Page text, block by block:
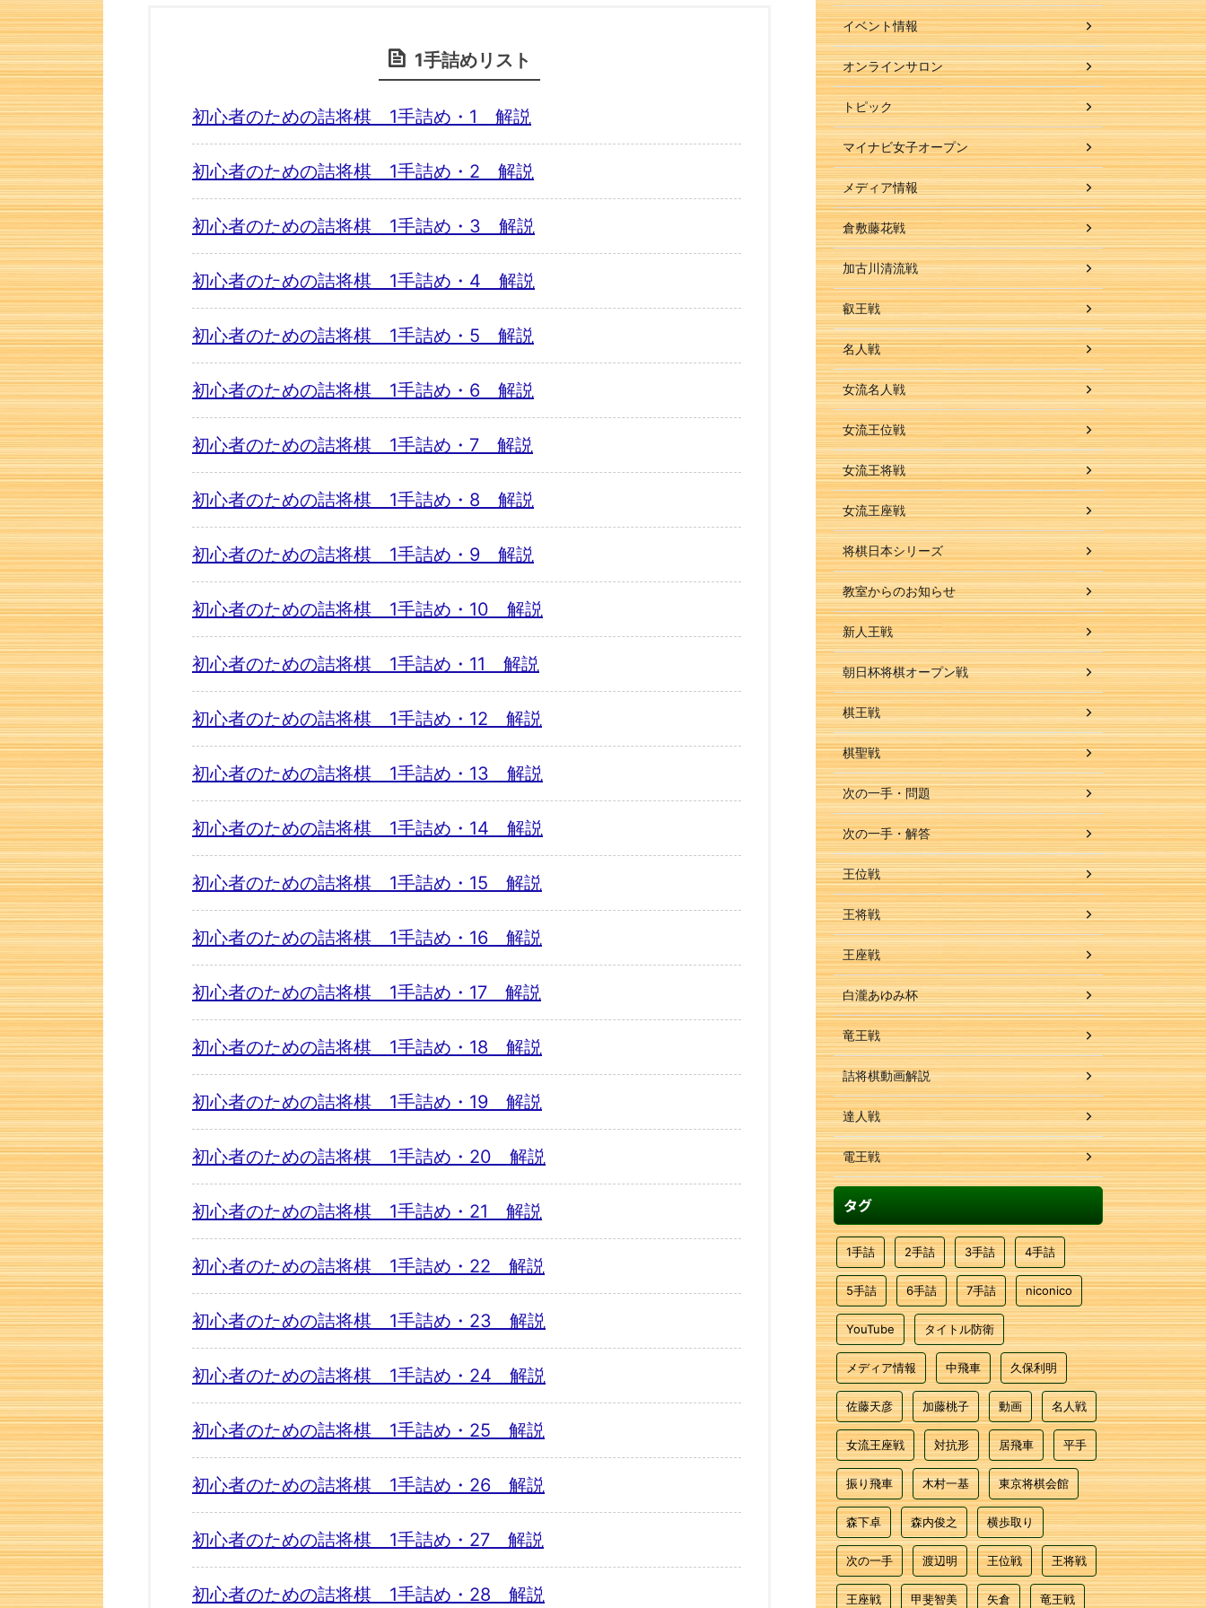
1手詰めリスト
初心者のための詰将棋 1手詰め・1 解説
初心者のための詰将棋 1手詰め・2 解説
初心者のための詰将棋 1手詰め・3 解説
初心者のための詰将棋 1手詰め・4 解説
初心者のための詰将棋 1手詰め・5 解説
初心者のための詰将棋 1手詰め・6 解説
初心者のための詰将棋 1手詰め・7 解説
初心者のための詰将棋 1手詰め・8 解説
初心者のための詰将棋 1手詰め・9 解説
初心者のための詰将棋 1手詰め・10 解説
初心者のための詰将棋 1手詰め・11 解説
初心者のための詰将棋 1手詰め・12 解説
初心者のための詰将棋 1手詰め・13 解説
初心者のための詰将棋 1手詰め・14 解説
初心者のための詰将棋 1手詰め・15 解説
初心者のための詰将棋 1手詰め・16 解説
初心者のための詰将棋 1手詰め・17 解説
初心者のための詰将棋 1手詰め・18 解説
初心者のための詰将棋 1手詰め・19 解説
初心者のための詰将棋 1手詰め・20 解説
初心者のための詰将棋 1手詰め・21 解説
初心者のための詰将棋 1手詰め・22 解説
初心者のための詰将棋 1手詰め・23 解説
初心者のための詰将棋 1手詰め・24 解説
初心者のための詰将棋 1手詰め・25 解説
初心者のための詰将棋 1手詰め・26 解説
初心者のための詰将棋 1手詰め・27 解説
初心者のための詰将棋 1手詰め・28 解説
イベント情報
オンラインサロン
トピック
マイナビ女子オープン
メディア情報
倉敷藤花戦
加古川清流戦
叡王戦
名人戦
女流名人戦
女流王位戦
女流王将戦
女流王座戦
将棋日本シリーズ
教室からのお知らせ
新人王戦
朝日杯将棋オープン戦
棋王戦
棋聖戦
次の一手・問題
次の一手・解答
王位戦
王将戦
王座戦
白瀧あゆみ杯
竜王戦
詰将棋動画解説
達人戦
電王戦
タグ
1手詰 2手詰 3手詰 4手詰
5手詰 6手詰 7手詰 niconico
YouTube タイトル防衛
メディア情報 中飛車 久保利明
佐藤天彦 加藤桃子 動画 名人戦
女流王座戦 対抗形 居飛車 平手
振り飛車 木村一基 東京将棋会館
森下卓 森内俊之 横歩取り
次の一手 渡辺明 王位戦 王将戦
王座戦 甲斐智美 矢倉 竜王戦